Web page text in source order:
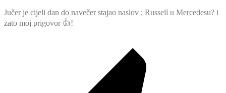
Jučer je cijeli dan do navečer stajao naslov ; Russell u Mercedesu? i
zato moj prigovor 👍!